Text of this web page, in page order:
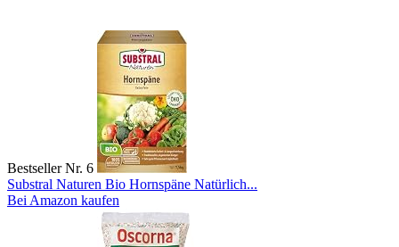
Bestseller Nr. 6
Substral Naturen Bio Hornspäne Natürlich...
Bei Amazon kaufen